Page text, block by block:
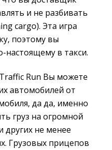
и не разбивать
cargo). Эта игра
поэтому вы
настоящему в такси.
Run Вы можете
автомобилей от
да да, именно
груз на огромной
других не менее
Грузовых прицепов